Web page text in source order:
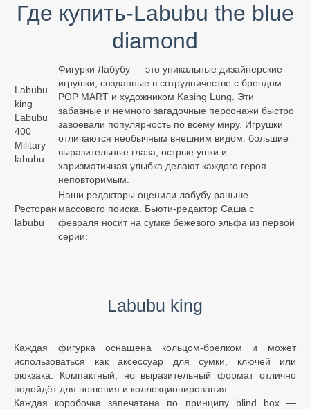
Где купить-Labubu the blue
diamond
Labubu
king
Labubu
400
Military
labubu
Фигурки Лабубу — это уникальные дизайнерские
игрушки, созданные в сотрудничестве с брендом
POP MART и художником Kasing Lung. Эти
забавные и немного загадочные персонажи быстро
завоевали популярность по всему миру. Игрушки
отличаются необычным внешним видом: большие
выразительные глаза, острые ушки и
харизматичная улыбка делают каждого героя
неповторимым.
Ресторан
labubu
Наши редакторы оценили лабубу раньше
массового поиска. Бьюти-редактор Саша с
февраля носит на сумке бежевого эльфа из первой
серии:
Labubu king
Каждая фигурка оснащена кольцом-брелком и может
использоваться как аксессуар для сумки, ключей или
рюкзака. Компактный, но выразительный формат отлично
подойдёт для ношения и коллекционирования.
Каждая коробочка запечатана по принципу blind box —